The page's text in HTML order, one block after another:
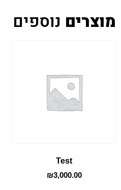
מוצרים נוספים
Test
₪3,000.00